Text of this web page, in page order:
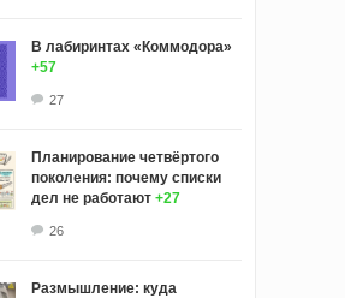
В лабиринтах «Коммодора»
+57
27
Планирование четвёртого
поколения: почему списки
дел не работают +27
26
Размышление: куда